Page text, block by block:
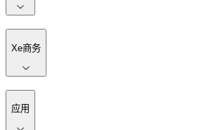
Xe商务
应用